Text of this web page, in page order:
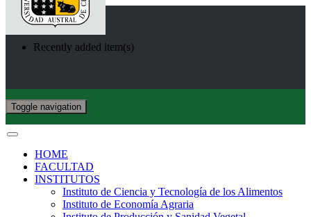
Recently added item(s)
Toggle navigation
HOME
FACULTAD
INSTITUTOS
Instituto de Ciencia y Tecnología de los Alimentos
Instituto de Economía Agraria